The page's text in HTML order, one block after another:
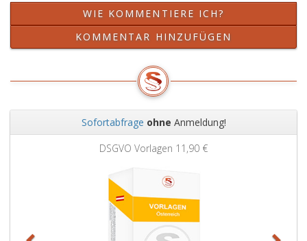
WIE KOMMENTIERE ICH?
KOMMENTAR HINZUFÜGEN
Sofortabfrage ohne Anmeldung!
DSGVO Vorlagen 11,90 €